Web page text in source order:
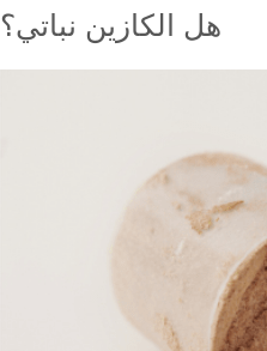
هل الكازين نباتي؟